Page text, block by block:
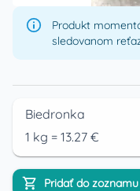
Produkt
sledovanom
Biedronka
1 kg = 13.27 €
Pridať do zoznamu